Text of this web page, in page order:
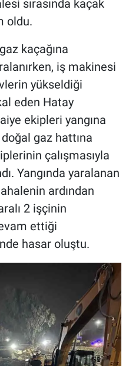
sırasında kaçak
oldu.
kaçağına
iş makinesi
yükseldiği
eden Hatay
ekipleri yangına
gaz hattına
çalışmasıyla
Yangında yaralanan
ardından
2 işçinin
ettiği
hasar oluştu.